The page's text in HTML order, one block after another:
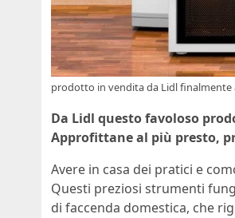
prodotto in vendita da Lidl
Da Lidl questo favoloso
Approfittane al più presto,
Avere in casa dei pratici e
Questi preziosi strumenti
di faccenda domestica, che